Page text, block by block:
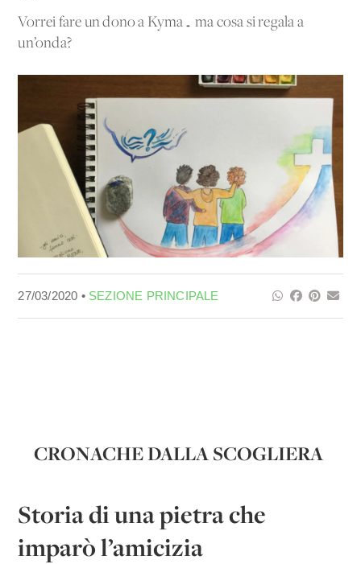
Vorrei fare un dono a Kyma… ma cosa si regala a
un’onda?
27/03/2020 • SEZIONE PRINCIPALE
CRONACHE DALLA SCOGLIERA
Storia di una pietra che
imparò l’amicizia